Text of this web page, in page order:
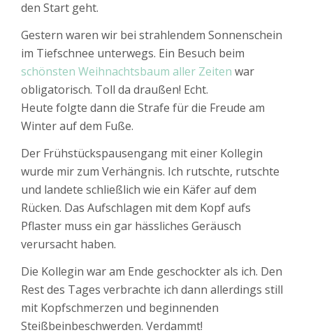
den Start geht.
Gestern waren wir bei strahlendem Sonnenschein
im Tiefschnee unterwegs. Ein Besuch beim
schönsten Weihnachtsbaum aller Zeiten war
obligatorisch. Toll da draußen! Echt.
Heute folgte dann die Strafe für die Freude am
Winter auf dem Fuße.
Der Frühstückspausengang mit einer Kollegin
wurde mir zum Verhängnis. Ich rutschte, rutschte
und landete schließlich wie ein Käfer auf dem
Rücken. Das Aufschlagen mit dem Kopf aufs
Pflaster muss ein gar hässliches Geräusch
verursacht haben.
Die Kollegin war am Ende geschockter als ich. Den
Rest des Tages verbrachte ich dann allerdings still
mit Kopfschmerzen und beginnenden
Steißbeinbeschwerden. Verdammt!